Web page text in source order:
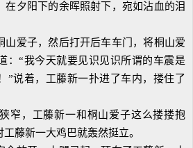
在夕阳下的余晖照射下，宛如沾血的泪
爱子，然后打开后车车门，将桐山爱
：“我今天就要见识见识所谓的车震是
”说着，工藤新一扑进了车内，搂住了
，工藤新一和桐山爱子这么搂搂抱
藤新一大鸡巴就轰然挺立。